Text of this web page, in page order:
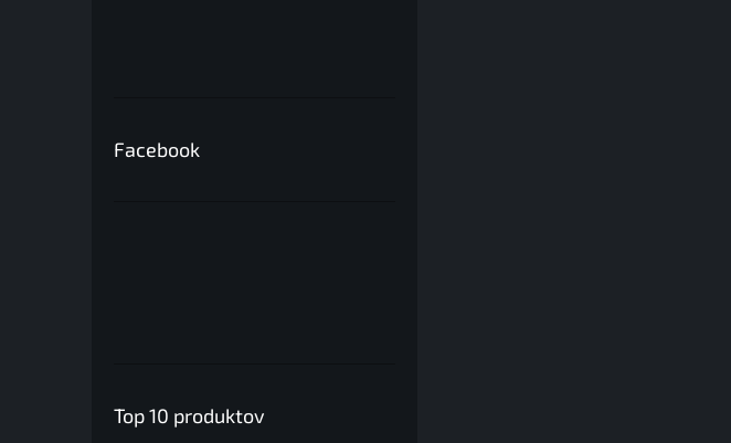
Facebook
Top 10 produktov